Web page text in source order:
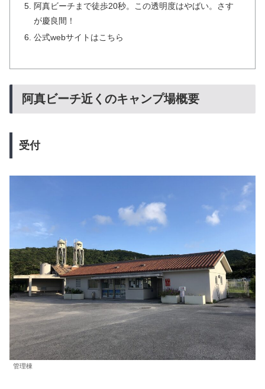
阿真ビーチまで徒歩20秒。この透明度はやばい。さす
が慶良間！
公式webサイトはこちら
阿真ビーチ近くのキャンプ場概要
受付
管理棟